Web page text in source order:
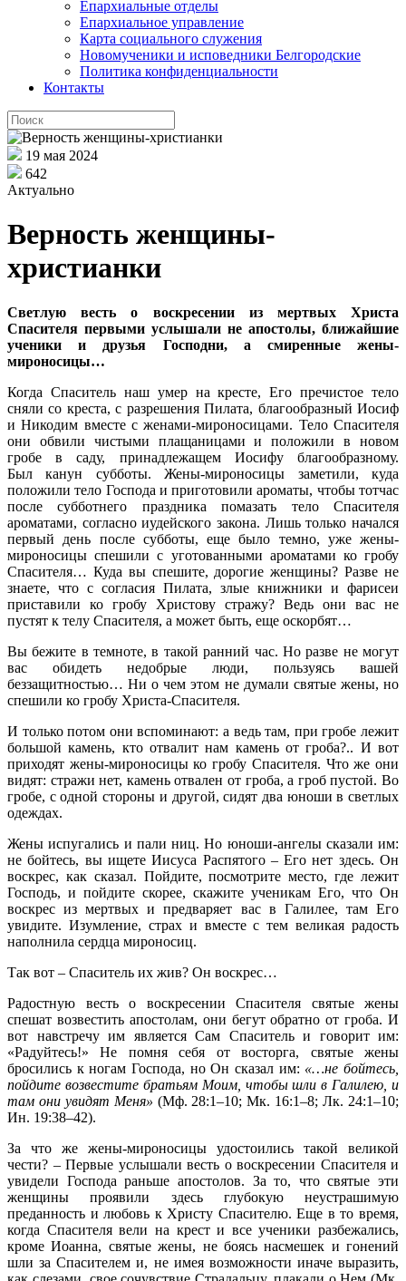
Епархиальные отделы
Епархиальное управление
Карта социального служения
Новомученики и исповедники Белгородские
Политика конфиденциальности
Контакты
19 мая 2024
642
Актуально
Верность женщины-
христианки
Светлую весть о воскресении из мертвых Христа
Спасителя первыми услышали не апостолы, ближайшие
ученики и друзья Господни, а смиренные жены-
мироносицы…
Когда Спаситель наш умер на кресте, Его пречистое тело
сняли со креста, с разрешения Пилата, благообразный Иосиф
и Никодим вместе с женами-мироносицами. Тело Спасителя
они обвили чистыми плащаницами и положили в новом
гробе в саду, принадлежащем Иосифу благообразному.
Был канун субботы. Жены-мироносицы заметили, куда
положили тело Господа и приготовили ароматы, чтобы тотчас
после субботнего праздника помазать тело Спасителя
ароматами, согласно иудейского закона. Лишь только начался
первый день после субботы, еще было темно, уже жены-
мироносицы спешили с уготованными ароматами ко гробу
Спасителя… Куда вы спешите, дорогие женщины? Разве не
знаете, что с согласия Пилата, злые книжники и фарисеи
приставили ко гробу Христову стражу? Ведь они вас не
пустят к телу Спасителя, а может быть, еще оскорбят…
Вы бежите в темноте, в такой ранний час. Но разве не могут
вас обидеть недобрые люди, пользуясь вашей
беззащитностью… Ни о чем этом не думали святые жены, но
спешили ко гробу Христа-Спасителя.
И только потом они вспоминают: а ведь там, при гробе лежит
большой камень, кто отвалит нам камень от гроба?.. И вот
приходят жены-мироносицы ко гробу Спасителя. Что же они
видят: стражи нет, камень отвален от гроба, а гроб пустой. Во
гробе, с одной стороны и другой, сидят два юноши в светлых
одеждах.
Жены испугались и пали ниц. Но юноши-ангелы сказали им:
не бойтесь, вы ищете Иисуса Распятого – Его нет здесь. Он
воскрес, как сказал. Пойдите, посмотрите место, где лежит
Господь, и пойдите скорее, скажите ученикам Его, что Он
воскрес из мертвых и предваряет вас в Галилее, там Его
увидите. Изумление, страх и вместе с тем великая радость
наполнила сердца мироносиц.
Так вот – Спаситель их жив? Он воскрес…
Радостную весть о воскресении Спасителя святые жены
спешат возвестить апостолам, они бегут обратно от гроба. И
вот навстречу им является Сам Спаситель и говорит им:
«Радуйтесь!» Не помня себя от восторга, святые жены
бросились к ногам Господа, но Он сказал им: «…не бойтесь,
пойдите возвестите братьям Моим, чтобы шли в Галилею, и
там они увидят Меня» (Мф. 28:1–10; Мк. 16:1–8; Лк. 24:1–10;
Ин. 19:38–42).
За что же жены-мироносицы удостоились такой великой
чести? – Первые услышали весть о воскресении Спасителя и
увидели Господа раньше апостолов. За то, что святые эти
женщины проявили здесь глубокую неустрашимую
преданность и любовь к Христу Спасителю. Еще в то время,
когда Спасителя вели на крест и все ученики разбежались,
кроме Иоанна, святые жены, не боясь насмешек и гонений
шли за Спасителем и, не имея возможности иначе выразить,